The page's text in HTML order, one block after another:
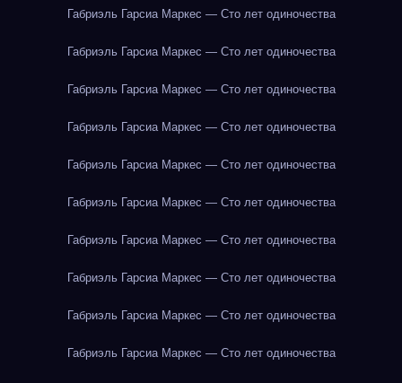
Габриэль Гарсиа Маркес — Сто лет одиночества
Габриэль Гарсиа Маркес — Сто лет одиночества
Габриэль Гарсиа Маркес — Сто лет одиночества
Габриэль Гарсиа Маркес — Сто лет одиночества
Габриэль Гарсиа Маркес — Сто лет одиночества
Габриэль Гарсиа Маркес — Сто лет одиночества
Габриэль Гарсиа Маркес — Сто лет одиночества
Габриэль Гарсиа Маркес — Сто лет одиночества
Габриэль Гарсиа Маркес — Сто лет одиночества
Габриэль Гарсиа Маркес — Сто лет одиночества